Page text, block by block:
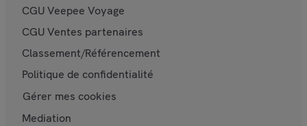
CGU Veepee Voyage
CGU Ventes partenaires
Classement/Référencement
Politique de confidentialité
Gérer mes cookies
Mediation